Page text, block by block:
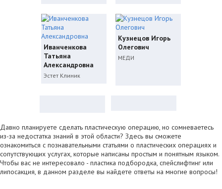
Иванченкова
Татьяна
Александровна
Эстет Клиник
Кузнецов Игорь
Олегович
МЕДИ
Давно планируете сделать пластическую операцию, но сомневаетесь
из-за недостатка знаний в этой области? Здесь вы сможете
ознакомиться с познавательными статьями о пластических операциях и
сопутствующих услугах, которые написаны простым и понятным языком.
Чтобы вас не интересовало - пластика подбородка, спейслифтинг или
липосакция, в данном разделе вы найдете ответы на многие вопросы!